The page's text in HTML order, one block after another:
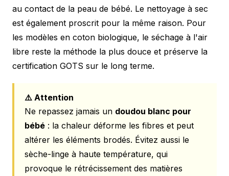
au contact de la peau de bébé. Le nettoyage à sec
est également proscrit pour la même raison. Pour
les modèles en coton biologique, le séchage à l'air
libre reste la méthode la plus douce et préserve la
certification GOTS sur le long terme.
⚠️ Attention
Ne repassez jamais un doudou blanc pour
bébé : la chaleur déforme les fibres et peut
altérer les éléments brodés. Évitez aussi le
sèche-linge à haute température, qui
provoque le rétrécissement des matières